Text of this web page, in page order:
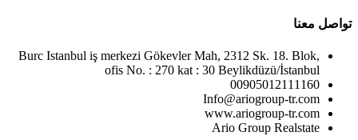
تواصل معنا
Burc Istanbul iş merkezi Gökevler Mah, 2312 Sk. 18. Blok,
ofis No. : 270 kat : 30 Beylikdüzü/İstanbul
00905012111160
Info@ariogroup-tr.com
www.ariogroup-tr.com
Ario Group Realstate